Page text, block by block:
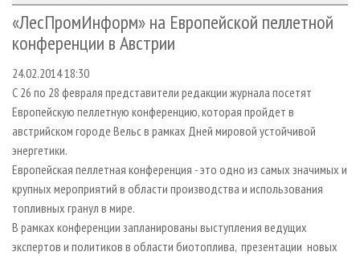
ЛЕСОЗАГОТОВКА
ЛЕСОПИЛЕНИЕ
СУШКА ДРЕВЕСИНЫ
ПРОИЗВОДСТВО ДРЕВЕСНЫХ ПЛИТ
ДЕРЕВЯННОЕ ДОМОСТРОЕНИЕ
ПРОИЗВОДСТВО МЕБЕЛИ
БИОЭНЕРГЕТИКА
ЦБП
ИНСТРУМЕНТ И МАТЕРИАЛЫ
НОВОСТИ ЛПК
НОВОСТИ ЖУРНАЛА
АНАЛИТИКА
ПРЕДПРИЯТИЯ ЛПК
ПЕРСОНЫ
МОБИЛЬНЫЕ ВЫСТАВКИ
ОФИЦИАЛЬНЫЕ ДЕЛЕГАЦИИ
ПРИОРИТЕТНЫЕ ИНВЕСТПРОЕКТЫ
RUSSIAN FORESTRY REVIEW
ГАЗЕТА ЛЕСПРОМФОРУМ
БИБЛИОТЕКА СПЕЦИАЛИСТА
АРХИВ
АРХИВ ЖУРНАЛОВ
О ЖУРНАЛЕ
ПОДПИСКА
КОНТАКТЫ
РЕКЛАМОДАТЕЛЯМ
РЕКЛАМА
РЕКЛАМА НА САЙТЕ
«ЛесПромИнформ» на Европейской пеллетной
конференции в Австрии
24.02.2014 18:30
С 26 по 28 февраля представители редакции журнала посетят
Европейскую пеллетную конференцию, которая пройдет в
австрийском городе Вельс в рамках Дней мировой устойчивой
энергетики.
Европейская пеллетная конференция - это одно из самых значимых и
крупных мероприятий в области производства и использования
топливных гранул в мире.
В рамках конференции запланированы выступления ведущих
экспертов и политиков в области биотоплива, презентации новых